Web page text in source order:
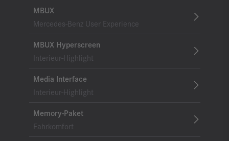
MBUX
Mercedes-Benz User Experience
MBUX Hyperscreen
Interieur-Highlight
Media Interface
Interieur-Highlight
Memory-Paket
Fahrkomfort